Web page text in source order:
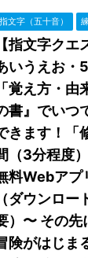
指文字（五十音）
【指文字ク
いうえお・
「覚え方・
書』でいつ
きます！「
（3分程度
料Webアプ
（ダウンロ
）〜 その先
険がはじま